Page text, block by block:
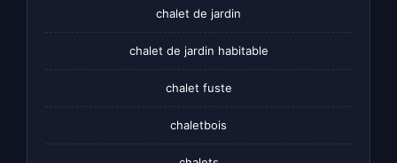
chalet de jardin
chalet de jardin habitable
chalet fuste
chaletbois